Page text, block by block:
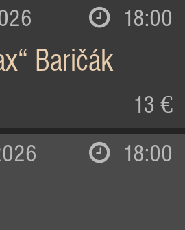
18:00
Baričák
13 €
18:00